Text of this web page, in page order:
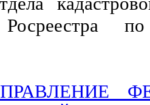
Росреестра